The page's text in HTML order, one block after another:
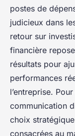
postes de
judicieux dans
retour sur
financière
résultats pour
performances
l’entreprise.
communication
choix
consacrées au